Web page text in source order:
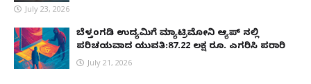
July 23, 2026
ಬೆಳ್ತಂಗಡಿ ಉದ್ಯಮಿಗೆ ಮ್ಯಾಟ್ರಿಮೋನಿ ಆ್ಯಪ್ ನಲ್ಲಿ
ಪರಿಚಯವಾದ ಯುವತಿ:87.22 ಲಕ್ಷ ರೂ. ಎಗರಿಸಿ ಪರಾರಿ
July 21, 2026